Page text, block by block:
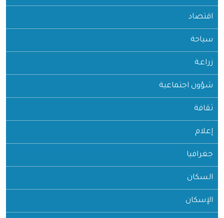
اقتصاد
سياحة
زراعـة
شؤون اجتماعية
ثقافة
إعلام
جغرافيا
السكان
الإسكان